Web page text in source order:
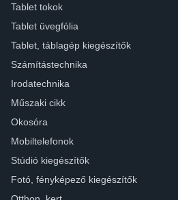
Tablet tokok
Tablet üvegfólia
Tablet, táblagép kiegészítők
Számítástechnika
Irodatechnika
Műszaki cikk
Okosóra
Mobiltelefonok
Stúdió kiegészítők
Fotó, fényképező kiegészítők